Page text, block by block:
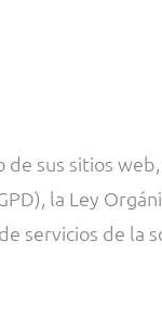
de sus sitios
la Ley
servicios de la